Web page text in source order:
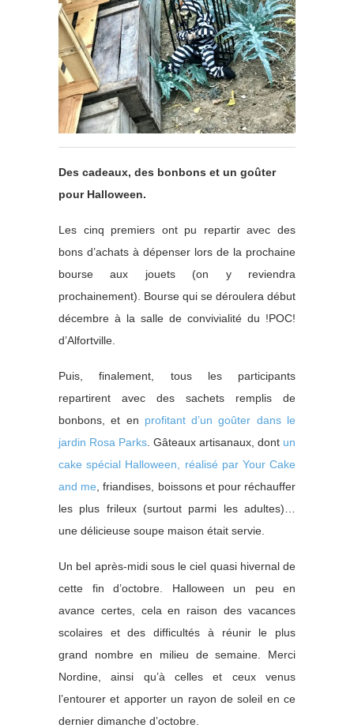
Des cadeaux, des bonbons et un goûter
pour Halloween.
Les cinq premiers ont pu repartir avec des
bons d’achats à dépenser lors de la prochaine
bourse aux jouets (on y reviendra
prochainement). Bourse qui se déroulera début
décembre à la salle de convivialité du !POC!
d’Alfortville.
Puis, finalement, tous les participants
repartirent avec des sachets remplis de
bonbons, et en profitant d’un goûter dans le
jardin Rosa Parks . Gâteaux artisanaux, dont un
cake spécial Halloween, réalisé par Your Cake
and me , friandises, boissons et pour réchauffer
les plus frileux (surtout parmi les adultes)…
une délicieuse soupe maison était servie.
Un bel après-midi sous le ciel quasi hivernal de
cette fin d’octobre. Halloween un peu en
avance certes, cela en raison des vacances
scolaires et des difficultés à réunir le plus
grand nombre en milieu de semaine. Merci
Nordine, ainsi qu’à celles et ceux venus
l’entourer et apporter un rayon de soleil en ce
dernier dimanche d’octobre.